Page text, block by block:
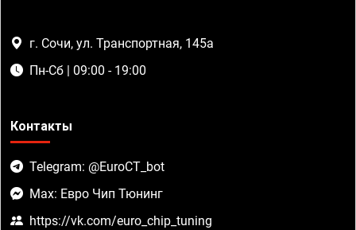
г. Сочи, ул. Транспортная, 145а
Пн-Сб | 09:00 - 19:00
Контакты
Telegram: @EuroCT_bot
Max: Евро Чип Тюнинг
https://vk.com/euro_chip_tuning